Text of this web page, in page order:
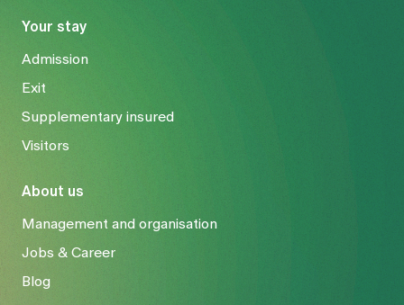
Your stay
Admission
Exit
Supplementary insured
Visitors
About us
Management and organisation
Jobs & Career
Blog